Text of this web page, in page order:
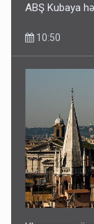
ABŞ Kubaya
10:50